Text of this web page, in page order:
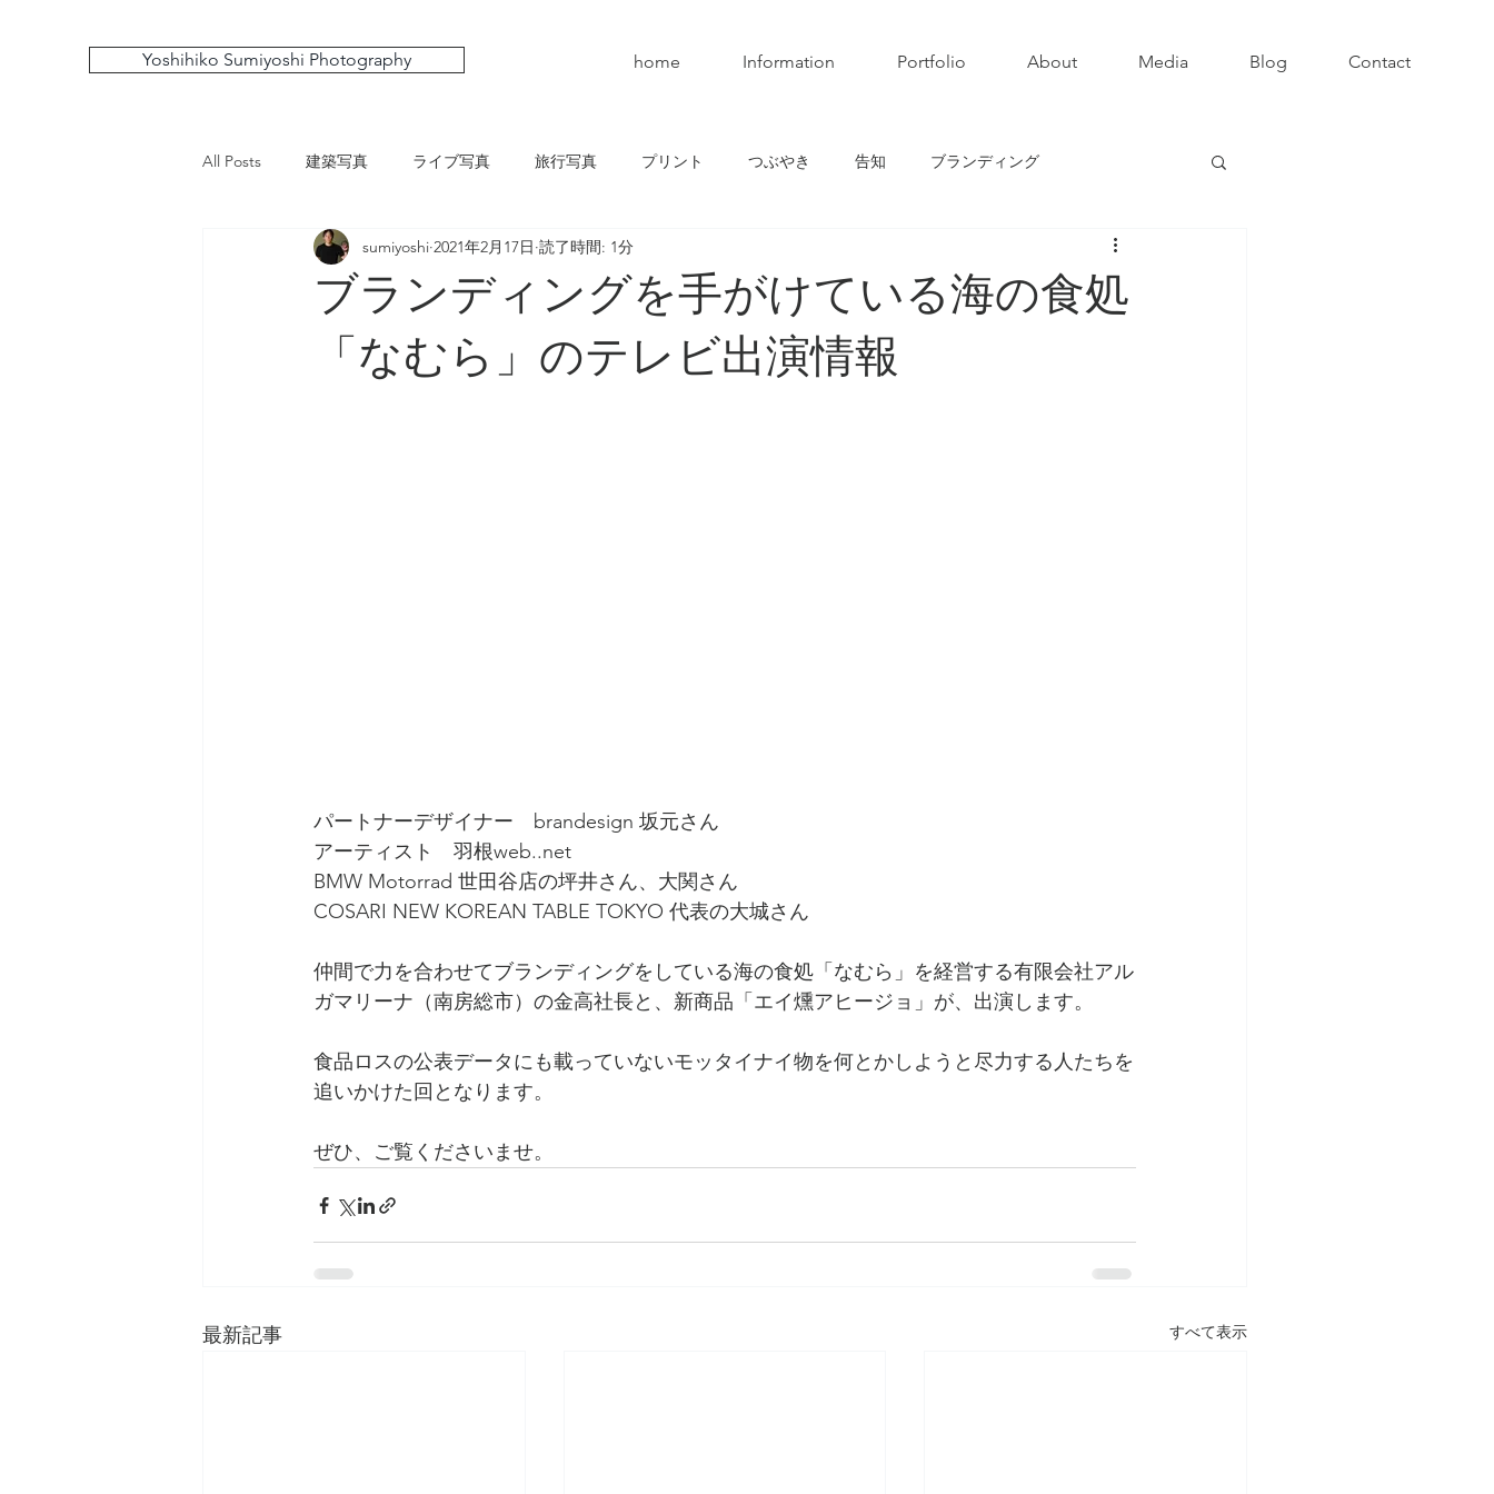
Yoshihiko Sumiyoshi Photography home Information Portfolio About Media Blog Contact
All Posts 建築写真 ライブ写真 旅行写真 プリント つぶやき 告知 ブランディング
ブランディングを手がけている海の食処
「なむら」のテレビ出演情報
sumiyoshi 2021年2月17日 読了時間: 1分
パートナーデザイナー　brandesign 坂元さん
アーティスト　羽根web..net
BMW Motorrad 世田谷店の坪井さん、大関さん
COSARI NEW KOREAN TABLE TOKYO 代表の大城さん
仲間で力を合わせてブランディングをしている海の食処「なむら」を経営する有限会社アル
ガマリーナ（南房総市）の金高社長と、新商品「エイ燻アヒージョ」が、出演します。
食品ロスの公表データにも載っていないモッタイナイ物を何とかしようと尽力する人たちを
追いかけた回となります。
ぜひ、ご覧くださいませ。
最新記事 すべて表示